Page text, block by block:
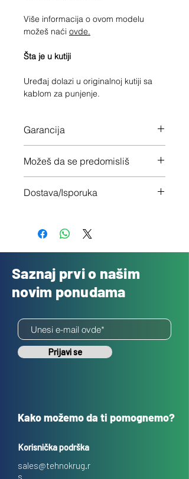
Više informacija o ovom modelu
možeš naći ovde.
Šta je u kutiji
Uređaj dolazi u originalnoj kutiji sa
kablom za punjenje.
Garancija
Možeš da se predomisliš
nisi zadovoljan
Dostava/Isporuka
Saznaj prvi o našim
novim ponudama
Prijavi se
Kako možemo da ti pomognemo?
Korisnička podrška
sales@tehnokrug.r
s